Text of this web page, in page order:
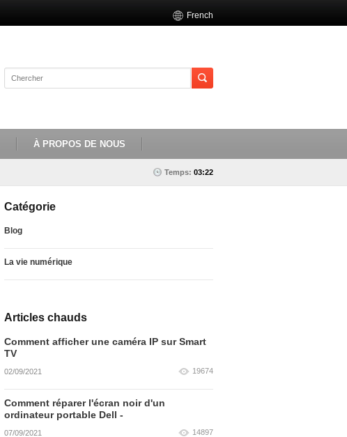
French
À PROPOS DE NOUS
Temps: 03:22
Catégorie
Blog
La vie numérique
Articles chauds
Comment afficher une caméra IP sur Smart
TV
02/09/2021 19674
Comment réparer l'écran noir d'un
ordinateur portable Dell -
07/09/2021 14897